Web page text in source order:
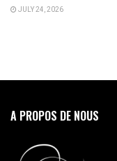
JULY 24, 2026
A PROPOS DE NOUS